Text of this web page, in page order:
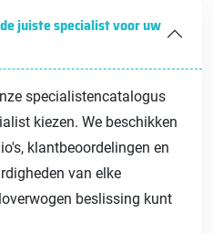
juiste specialist voor uw
specialistencatalogus
kiezen. We beschikken
klantbeoordelingen en
van elke
beslissing kunt